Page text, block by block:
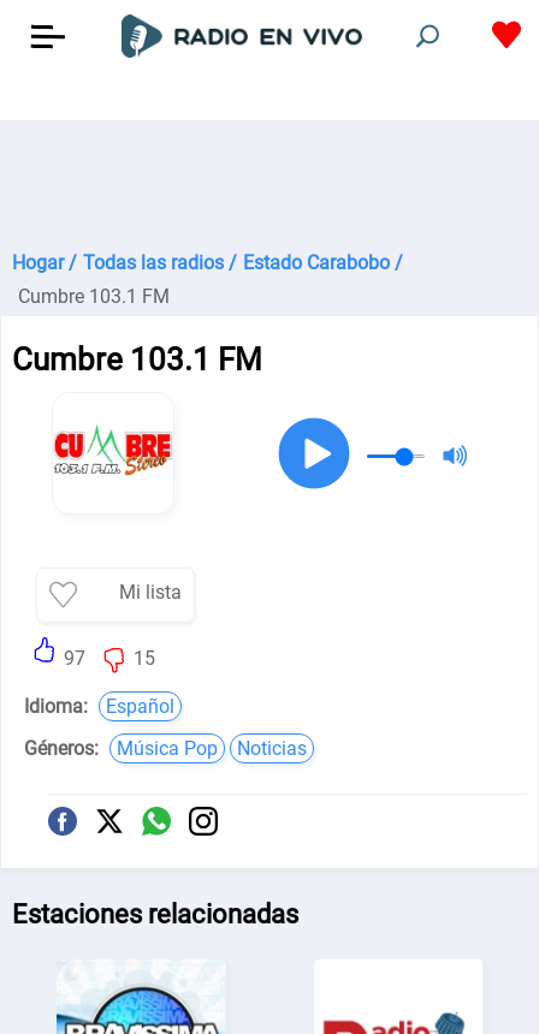
Hogar / Todas las radios / Estado Carabobo /
Cumbre 103.1 FM
Cumbre 103.1 FM
Mi lista
97 15
Idioma:
Español
Géneros:
Música Pop Noticias
Estaciones relacionadas